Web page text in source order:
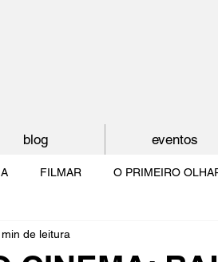
FILMAR O PRIMEIRO
À NOSSA VOLTA
min de leitura
blog eventos